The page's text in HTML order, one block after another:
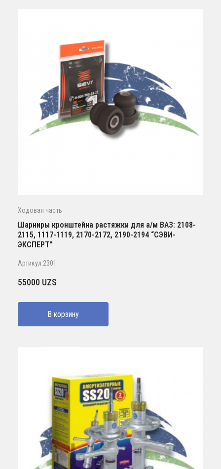
Ходовая часть
Шарниры кронштейна растяжки для а/м ВАЗ: 2108-
2115, 1117-1119, 2170-2172, 2190-2194 “СЭВИ-
ЭКСПЕРТ”
Артикул:2301
55000 UZS
В корзину